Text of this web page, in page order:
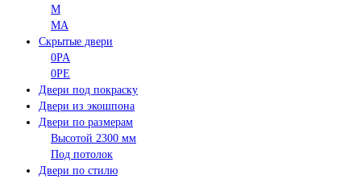
M
MA
Скрытые двери
0PA
0PE
Двери под покраску
Двери из экошпона
Двери по размерам
Высотой 2300 мм
Под потолок
Двери по стилю